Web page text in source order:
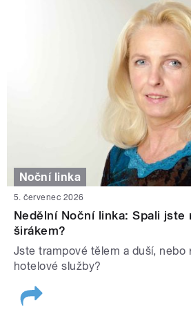
Noční linka
5. červenec 2026
Nedělní Noční linka: Spali jste
širákem?
Jste trampové tělem a duší, nebo
hotelové služby?